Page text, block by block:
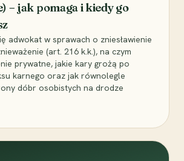
– jak pomaga i kiedy go
adwokat w sprawach o zniesławienie
(art. 216 k.k.), na czym
prywatne, jakie kary grożą po
karnego oraz jak równolegle
dóbr osobistych na drodze